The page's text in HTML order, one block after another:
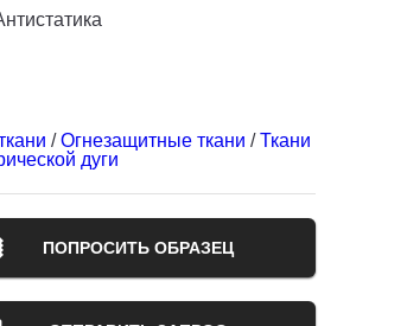
/Огнезащитные ткани /Ткани
дуги
ПОПРОСИТЬ ОБРАЗЕЦ